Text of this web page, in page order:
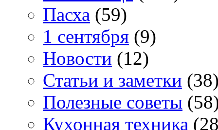
Пасха (59)
1 сентября (9)
Новости (12)
Статьи и заметки
Полезные советы
Кухонная техника